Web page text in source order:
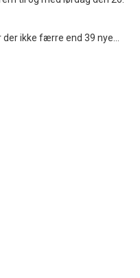
ikke færre end 39 nye...